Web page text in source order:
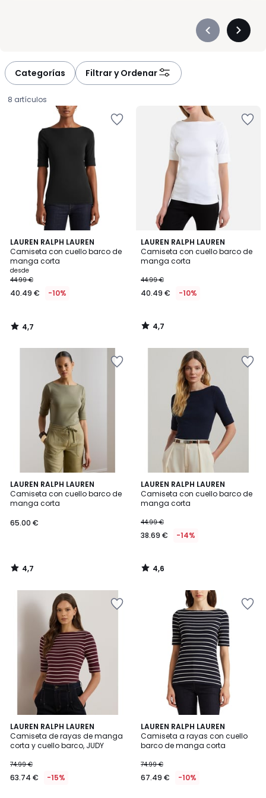
Précédent
Categorías Filtrar y Ordenar
8 artículos
LAUREN RALPH LAUREN
Camiseta con cuello barco de
manga corta
Precio
a
partir
40.49
€
descuento
aplicado.
desde
44.99 €
40.49 € -10%
4,7
/ 5
4,7
/
LAUREN RALPH LAUREN
Camiseta con cuello barco de
manga corta
44.99 €
40.49 € -10%
4,7
/ 5
4,7
/
LAUREN RALPH LAUREN
Camiseta con cuello barco de
manga corta
65.00 €
4,7
/ 5
4,7
/
LAUREN RALPH LAUREN
Camiseta con cuello barco de
manga corta
44.99 €
38.69 € -14%
4,6
/ 5
4,6
/
LAUREN RALPH LAUREN
Camiseta de rayas de manga
corta y cuello barco, JUDY
74.99 €
63.74 € -15%
LAUREN RALPH LAUREN
Camiseta a rayas con cuello
barco de manga corta
74.99 €
67.49 € -10%
4,6
/ 5